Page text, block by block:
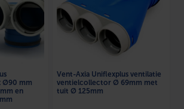
Ø90 mm
en
Vent-Axia Uniflexplus ventilatie
ventielcollector Ø 69mm met
tuit Ø 125mm